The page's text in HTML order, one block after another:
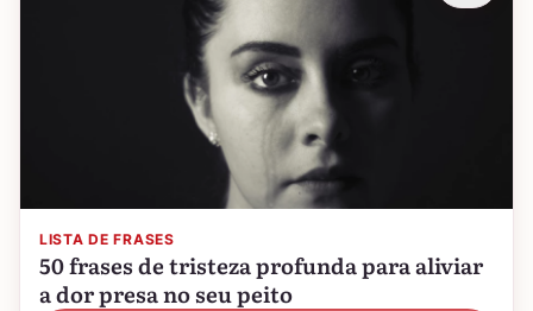
LISTA DE FRASES
50 frases de tristeza profunda para aliviar
a dor presa no seu peito